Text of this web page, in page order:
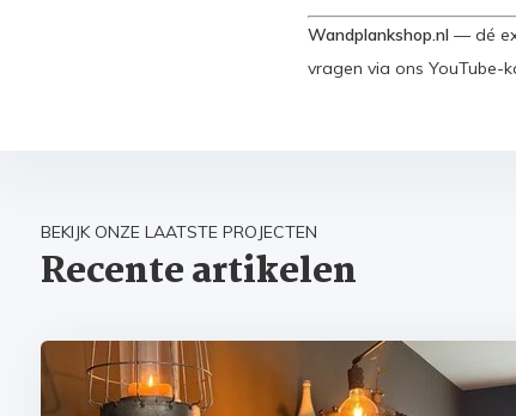
Wandplankshop.nl — dé
vragen via ons YouTube-
BEKIJK ONZE LAATSTE PROJECTEN
Recente artikelen